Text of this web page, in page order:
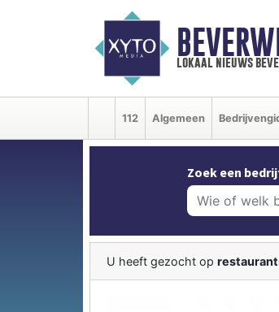
lokaal nieuws
112 Algemeen
Zoek een
U heeft gezocht op